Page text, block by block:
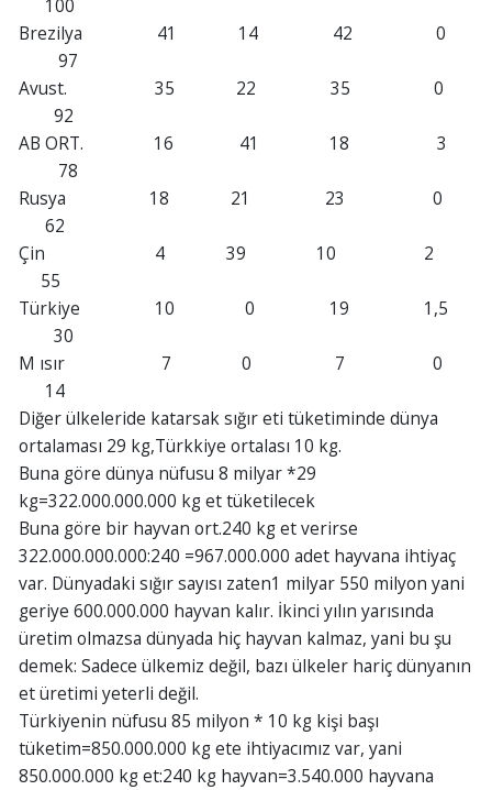
100
Brezilya 41 14 42 0
97
Avust. 35 22 35 0
92
AB ORT. 16 41 18 3
78
Rusya 18 21 23 0
62
Çin 4 39 10 2
55
Türkiye 10 0 19 1,5
30
M ısır 7 0 7 0
14
Diğer ülkeleride katarsak sığır eti tüketiminde dünya
ortalaması 29 kg,Türkkiye ortalası 10 kg.
Buna göre dünya nüfusu 8 milyar *29
kg=322.000.000.000 kg et tüketilecek
Buna göre bir hayvan ort.240 kg et verirse
322.000.000.000:240 =967.000.000 adet hayvana ihtiyaç
var. Dünyadaki sığır sayısı zaten1 milyar 550 milyon yani
geriye 600.000.000 hayvan kalır. İkinci yılın yarısında
üretim olmazsa dünyada hiç hayvan kalmaz, yani bu şu
demek: Sadece ülkemiz değil, bazı ülkeler hariç dünyanın
et üretimi yeterli değil.
Türkiyenin nüfusu 85 milyon * 10 kg kişi başı
tüketim=850.000.000 kg ete ihtiyacımız var, yani
850.000.000 kg et:240 kg hayvan=3.540.000 hayvana